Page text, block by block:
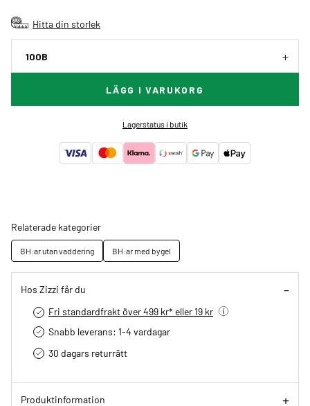
Hitta din storlek
100B
LÄGG I VARUKORG
Lagerstatus i butik
Relaterade kategorier
BH:ar utan vaddering BH:ar med bygel
Hos Zizzi får du
Fri standardfrakt över 499 kr* eller 19 kr
Snabb leverans: 1-4 vardagar
30 dagars returrätt­
Produktinformation